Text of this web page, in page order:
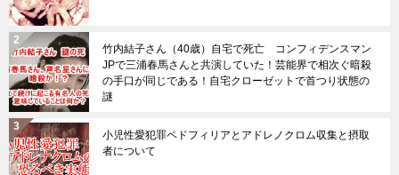
竹内結子さん（40歳）自宅で死亡 コンフィデンスマン
JPで三浦春馬さんと共演していた！芸能界で相次ぐ暗殺
の手口が同じである！自宅クローゼットで首つり状態の
謎
小児性愛犯罪ペドフィリアとアドレノクロム収集と摂取
者について